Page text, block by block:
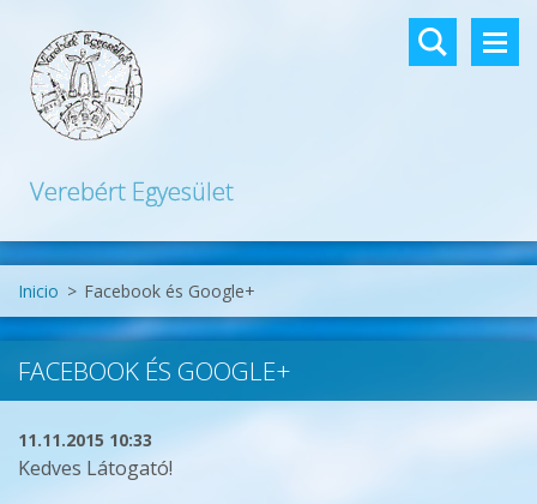
Verebért Egyesület
Inicio > Facebook és Google+
FACEBOOK ÉS GOOGLE+
11.11.2015 10:33
Kedves Látogató!